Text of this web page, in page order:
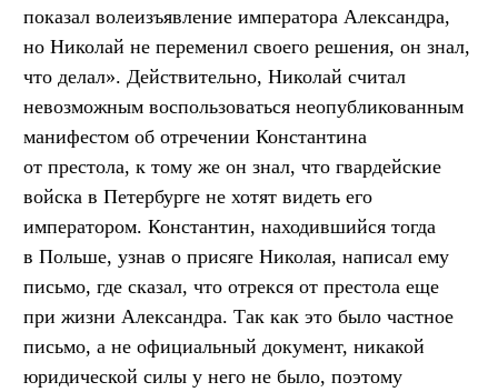
показал волеизъявление императора Александра,
но Николай не переменил своего решения, он знал,
что делал». Действительно, Николай считал
невозможным воспользоваться неопубликованным
манифестом об отречении Константина
от престола, к тому же он знал, что гвардейские
войска в Петербурге не хотят видеть его
императором. Константин, находившийся тогда
в Польше, узнав о присяге Николая, написал ему
письмо, где сказал, что отрекся от престола еще
при жизни Александра. Так как это было частное
письмо, а не официальный документ, никакой
юридической силы у него не было, поэтому